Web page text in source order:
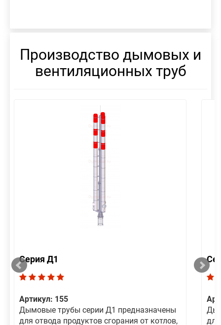
Производство дымовых и
вентиляционных труб
Серия Д1
Артикул: 155
Дымовые трубы серии Д1 предназначены
для отвода продуктов сгорания от котлов,